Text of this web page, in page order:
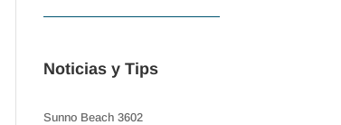
Noticias y Tips
Sunno Beach 3602